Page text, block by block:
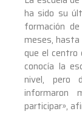
ha sido su
formación
meses, hasta
que el centro
conocía la
nivel, pero
informaron
participar»,